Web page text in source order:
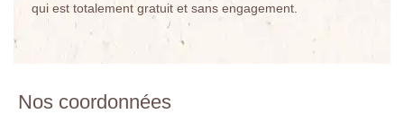
qui est totalement gratuit et sans engagement.
Nos coordonnées